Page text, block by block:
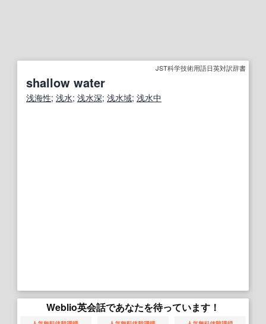
JST科学技術用語日英対訳辞書
shallow water
浅海性; 浅水; 浅水深; 浅水域; 浅水中
Weblio英会話であなたを待っています！